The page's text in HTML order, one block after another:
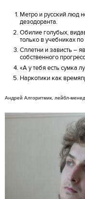
Метро и русский люд
дезодоранта.
Обилие голубых,
только в учебниках
Сплетни и зависть –
собственного
«А у тебя есть сумка
Наркотики как
Андрей Алгоритмик, лейбл-